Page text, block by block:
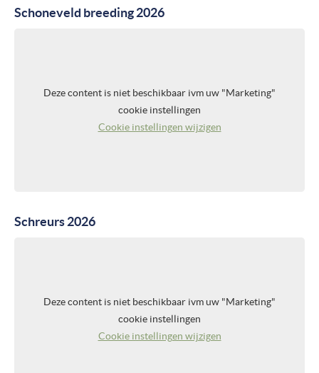
Schoneveld breeding 2026
Deze content is niet beschikbaar ivm uw "Marketing"
cookie instellingen
Cookie instellingen wijzigen
Schreurs 2026
Deze content is niet beschikbaar ivm uw "Marketing"
cookie instellingen
Cookie instellingen wijzigen